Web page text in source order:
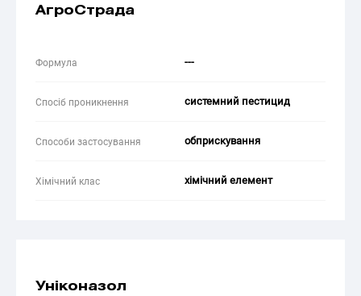
АгроСтрада
Формула ---
Спосіб проникнення системний пестицид
Способи застосування обприскування
Хімічний клас хімічний елемент
Уніконазол